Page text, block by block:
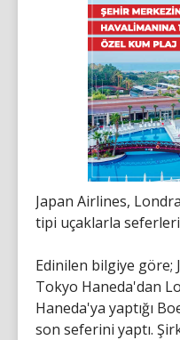
Japan Airlines,
tipi uçaklarla
Edinilen bilgiye göre;
Tokyo Haneda'dan
Haneda'ya yaptığı
son seferini yaptı.